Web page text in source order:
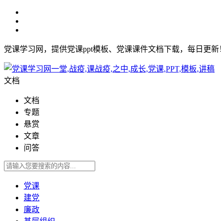
党课学习网，提供党课ppt模板、党课课件文档下载，每日更新
文档
文档
专题
悬赏
文章
问答
党课
建党
廉政